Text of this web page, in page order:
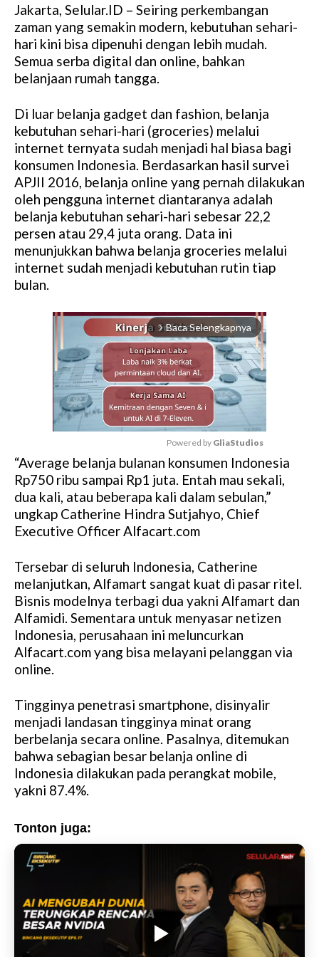
Jakarta, Selular.ID – Seiring perkembangan
zaman yang semakin modern, kebutuhan sehari-
hari kini bisa dipenuhi dengan lebih mudah.
Semua serba digital dan online, bahkan
belanjaan rumah tangga.
Di luar belanja gadget dan fashion, belanja
kebutuhan sehari-hari (groceries) melalui
internet ternyata sudah menjadi hal biasa bagi
konsumen Indonesia. Berdasarkan hasil survei
APJII 2016, belanja online yang pernah dilakukan
oleh pengguna internet diantaranya adalah
belanja kebutuhan sehari-hari sebesar 22,2
persen atau 29,4 juta orang. Data ini
menunjukkan bahwa belanja groceries melalui
internet sudah menjadi kebutuhan rutin tiap
bulan.
arrow_forward_ios Baca Selengkapnya
M
u
t
e
Powered by GliaStudios
“Average belanja bulanan konsumen Indonesia
Rp750 ribu sampai Rp1 juta. Entah mau sekali,
dua kali, atau beberapa kali dalam sebulan,”
ungkap Catherine Hindra Sutjahyo, Chief
Executive Officer Alfacart.com
Tersebar di seluruh Indonesia, Catherine
melanjutkan, Alfamart sangat kuat di pasar ritel.
Bisnis modelnya terbagi dua yakni Alfamart dan
Alfamidi. Sementara untuk menyasar netizen
Indonesia, perusahaan ini meluncurkan
Alfacart.com yang bisa melayani pelanggan via
online.
Tingginya penetrasi smartphone, disinyalir
menjadi landasan tingginya minat orang
berbelanja secara online. Pasalnya, ditemukan
bahwa sebagian besar belanja online di
Indonesia dilakukan pada perangkat mobile,
yakni 87.4%.
Tonton juga: